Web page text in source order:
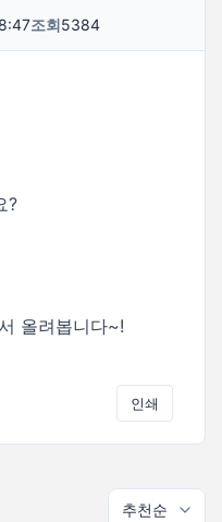
조회5384
?
올려봅니다~!
인쇄